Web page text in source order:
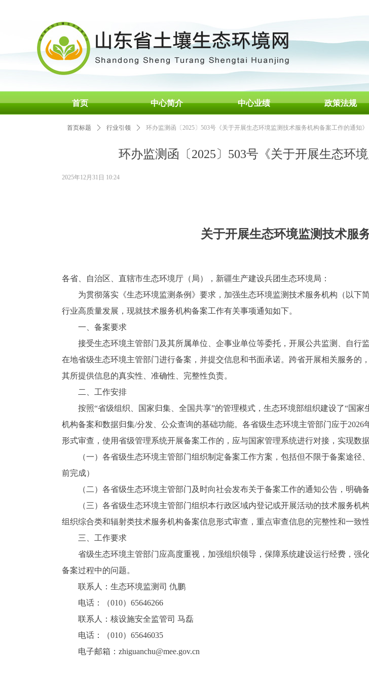
首页
首页 中心简介 中心业绩 政策法规
环办监测函〔2025〕503号《关于开展生态环
首页标题 ꄲ 行业引领 ꄲ 环办监测函〔2025〕503号《关于开展生态环境监测技术服务机构备案工作的通知》
关于开展生态环境监测技术服
各省、自治区、直辖市生态环境厅（局），新疆生产建设兵团生态环境局：
为贯彻落实《生态环境监测条例》要求，加强生态环境监测技术服务机构（以下
行业高质量发展，现就技术服务机构备案工作有关事项通知如下。
一、备案要求
接受生态环境主管部门及其所属单位、企事业单位等委托，开展公共监测、自行
在地省级生态环境主管部门进行备案，并提交信息和书面承诺。跨省开展相关服务
其所提供信息的真实性、准确性、完整性负责。
二、工作安排
按照“省级组织、国家归集、全国共享”的管理模式，生态环境部组织建设了“国家
机构备案和数据归集/分发、公众查询的基础功能。各省级生态环境主管部门应于
形式审查，使用省级管理系统开展备案工作的，应与国家管理系统进行对接，实现数据
（一）各省级生态环境主管部门组织制定备案工作方案，包括但不限于备案途径
前完成）
（二）各省级生态环境主管部门及时向社会发布关于备案工作的通知公告，明确备
（三）各省级生态环境主管部门组织本行政区域内登记或开展活动的技术服务机
组织综合类和辐射类技术服务机构备案信息形式审查，重点审查信息的完整性和一致
三、工作要求
省级生态环境主管部门应高度重视，加强组织领导，保障系统建设运行经费，强
备案过程中的问题。
联系人：生态环境监测司 仇鹏
电话：（010）65646266
联系人：核设施安全监管司 马磊
电话：（010）65646035
电子邮箱：zhiguanchu@mee.gov.cn
2025年12月31日 10:24